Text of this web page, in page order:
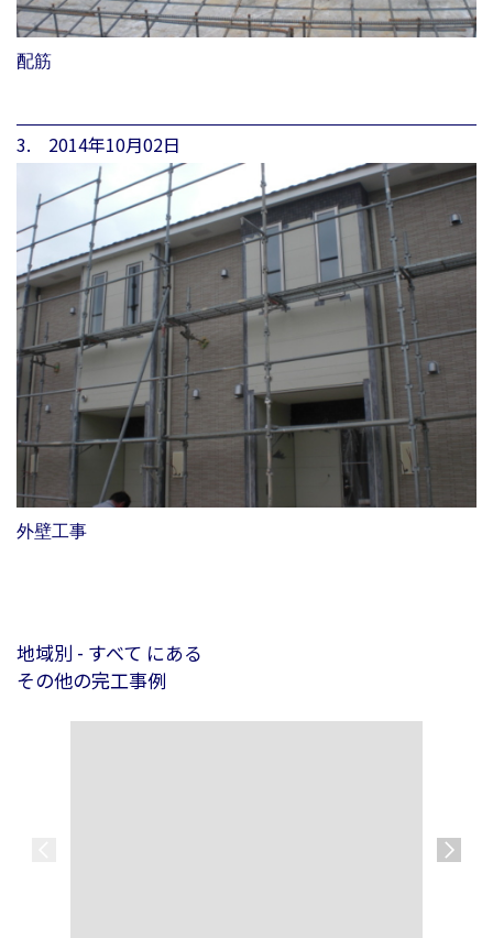
配筋
3. 2014年10月02日
外壁工事
地域別 - すべて にある
その他の完工事例